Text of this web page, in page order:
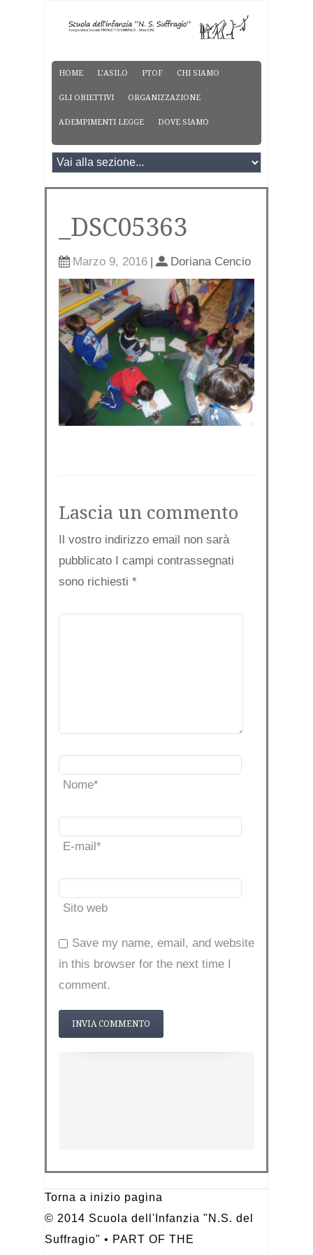
HOME L’ASILO PTOF CHI SIAMO
GLI OBIETTIVI ORGANIZZAZIONE
ADEMPIMENTI LEGGE DOVE SIAMO
_DSC05363
Marzo 9, 2016 | Doriana Cencio
Lascia un commento
Il vostro indirizzo email non sarà
pubblicato I campi contrassegnati
sono richiesti *
Nome*
E-mail*
Sito web
Save my name, email, and website
in this browser for the next time I
comment.
Torna a inizio pagina
© 2014 Scuola dell'Infanzia "N.S. del
Suffragio" • PART OF THE